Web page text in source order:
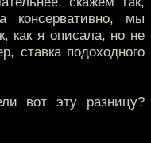
консервативно, мы
как я описала, но не
ставка подоходного
вот эту разницу?